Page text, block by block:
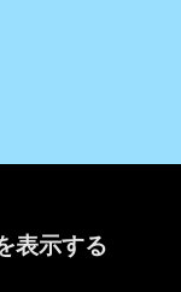
表示する